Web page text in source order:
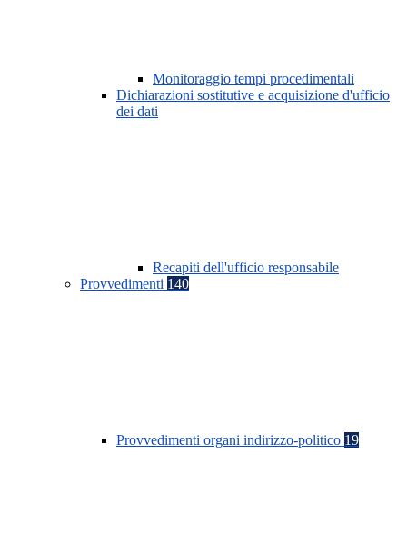
Monitoraggio tempi procedimentali
Dichiarazioni sostitutive e acquisizione d'ufficio
dei dati
Recapiti dell'ufficio responsabile
Provvedimenti 140
Provvedimenti organi indirizzo-politico 19